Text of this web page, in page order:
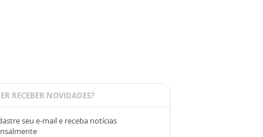
RECEBER NOVIDADES?
seu e-mail e receba notícias